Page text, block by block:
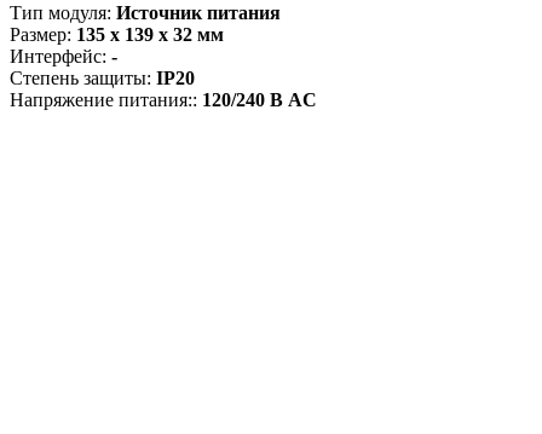
Тип модуля: Источник питания
Размер: 135 x 139 x 32 мм
Интерфейс: -
Степень защиты: IP20
Напряжение питания:: 120/240 В AC